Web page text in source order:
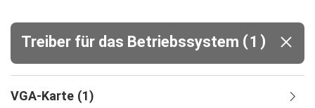
Treiber für das Betriebssystem (1 )
VGA-Karte (1)